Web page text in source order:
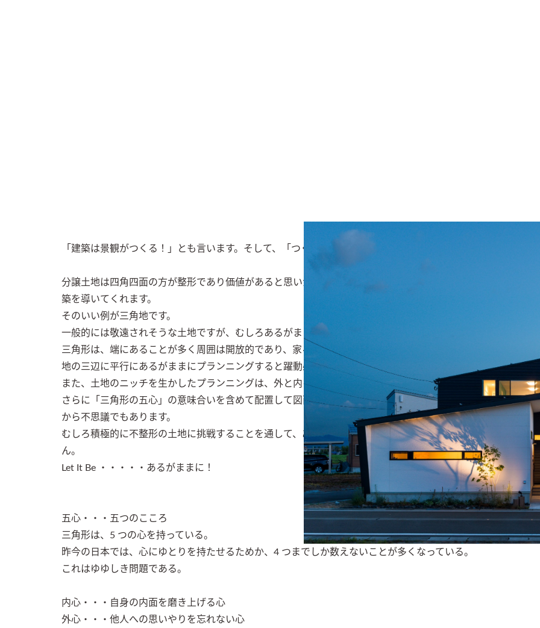
「建築は景観がつくる！」とも言います。そして、「つくられた建築がまた新しい景観をつくる」からです。
分譲土地は四角四面の方が整形であり価値があると思いがちですが、不整形土地は個性ある土地は個性豊かな
築を導いてくれます。
そのいい例が三角地です。
一般的には敬遠されそうな土地ですが、むしろあるがままに形作ると面白いものでもあります。
三角形は、端にあることが多く周囲は開放的であり、家々の圧迫感が少なくなるのもメリットのひとつで、三
地の三辺に平行にあるがままにプランニングすると躍動感が生まれます。
また、土地のニッチを生かしたプランニングは、外と内をつなぐ豊かなスペースを演出してもくれます。
さらに「三角形の五心」の意味合いを含めて配置して図面化すると、それぞれの部位があるべき居場所に納ま
から不思議でもあります。
むしろ積極的に不整形の土地に挑戦することを通して、あるがままに建築行為を触発してくれることを否めま
ん。
Let It Be ・・・・・あるがままに！
五心・・・五つのこころ
三角形は、5 つの心を持っている。
昨今の日本では、心にゆとりを持たせるためか、4 つまでしか数えないことが多くなっている。
これはゆゆしき問題である。
内心・・・自身の内面を磨き上げる心
外心・・・他人への思いやりを忘れない心